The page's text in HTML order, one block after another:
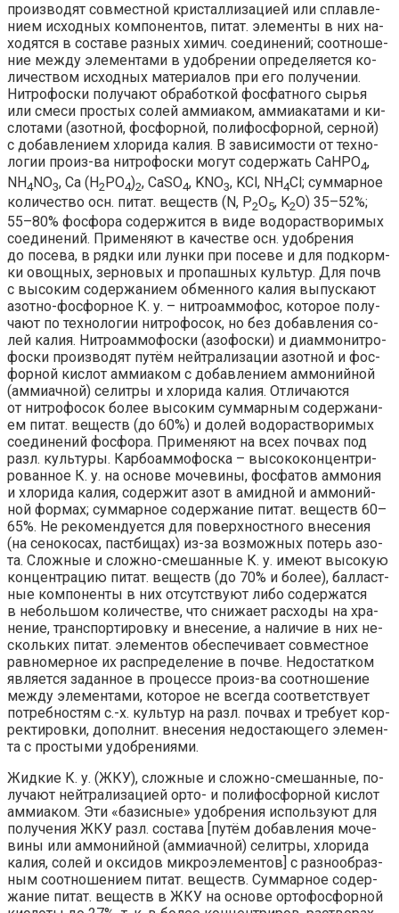
про­из­во­дят со­вме­ст­ной кри­стал­ли­за­ци­ей или сплав­ле­
ни­ем ис­ход­ных ком­по­нен­тов, пи­тат. эле­мен­ты в них на­
хо­дят­ся в со­ста­ве раз­ных хи­мич. со­еди­не­ний; со­от­но­ше­
ние ме­ж­ду эле­мен­та­ми в удоб­ре­нии оп­ре­де­ля­ет­ся ко­
ли­чест­вом ис­ход­ных ма­те­риа­лов при его по­лу­че­нии.
Нит­ро­фос­ки по­лу­ча­ют об­ра­бот­кой фос­фат­но­го сы­рья
или сме­си про­стых со­лей ам­миа­ком, ам­миа­ка­та­ми и ки­
сло­та­ми (азот­ной, фос­фор­ной, по­ли­фос­фор­ной, сер­ной)
с до­бав­ле­ни­ем хло­ри­да ка­лия. В за­ви­си­мо­сти от тех­но­
ло­гии про­из-ва нит­ро­фос­ки мо­гут со­дер­жать CaHPO4,
NH4NO3, Ca (H2PO4)2, CaSO4, KNO3, KCl, NH4Cl; сум­мар­ное
ко­ли­че­ст­во осн. пи­тат. ве­ществ (N, P2O5, K2O) 35–52%;
55–80% фос­фо­ра со­дер­жит­ся в ви­де во­до­рас­тво­ри­мых
со­еди­не­ний. При­ме­ня­ют в ка­че­ст­ве осн. удоб­ре­ния
до по­се­ва, в ряд­ки или лун­ки при по­се­ве и для под­корм­
ки овощ­ных, зер­но­вых и про­паш­ных куль­тур. Для почв
с вы­со­ким со­дер­жа­ни­ем об­мен­но­го ка­лия вы­пус­ка­ют
азот­но-фос­фор­ное К. у. – нит­ро­ам­мо­фос, ко­то­рое по­лу­
ча­ют по тех­но­ло­гии нит­ро­фо­сок, но без до­бав­ле­ния со­
лей ка­лия. Нит­ро­ам­мо­фо­ски (азо­фо­ски) и ди­ам­мо­нит­ро­
фо­ски про­из­во­дят пу­тём ней­тра­ли­за­ции азот­ной и фос­
фор­ной ки­слот ам­миа­ком с до­бав­ле­ни­ем ам­мо­ний­ной
(ам­ми­ач­ной) се­лит­ры и хло­ри­да ка­лия. От­ли­ча­ют­ся
от нит­ро­фо­сок бо­лее вы­со­ким сум­мар­ным со­дер­жа­ни­
ем пи­тат. ве­ществ (до 60%) и до­лей во­до­рас­тво­ри­мых
со­еди­не­ний фос­фо­ра. При­ме­ня­ют на всех поч­вах под
разл. куль­ту­ры. Кар­бо­ам­мофо­ска – вы­со­ко­кон­цен­три­
ро­ван­ное К. у. на ос­но­ве мо­че­ви­ны, фос­фа­тов ам­мо­ния
и хло­ри­да ка­лия, со­дер­жит азот в амид­ной и ам­мо­ний­
ной фор­мах; сум­мар­ное со­дер­жа­ние пи­тат. ве­ществ 60–
65%. Не ре­ко­мен­ду­ет­ся для по­верх­но­ст­но­го вне­се­ния
(на се­но­ко­сах, па­ст­би­щах) из-за воз­мож­ных по­терь азо­
та. Слож­ные и слож­но-сме­шан­ные К. у. име­ют вы­со­кую
кон­цен­тра­цию пи­тат. ве­ществ (до 70% и бо­лее), бал­ла­ст­
ные ком­по­нен­ты в них от­сут­ст­ву­ют ли­бо со­дер­жат­ся
в не­боль­шом ко­ли­че­ст­ве, что сни­жа­ет рас­хо­ды на хра­
не­ние, транс­пор­ти­ров­ку и вне­се­ние, а на­ли­чие в них не­
сколь­ких пи­тат. эле­мен­тов обес­пе­чи­ва­ет со­вме­ст­ное
рав­но­мер­ное их рас­пре­де­ле­ние в поч­ве. Не­дос­тат­ком
яв­ля­ет­ся за­дан­ное в про­цес­се про­из-ва со­от­но­ше­ние
ме­ж­ду эле­мен­та­ми, ко­то­рое не все­гда со­от­вет­ст­ву­ет
по­треб­но­стям с.-х. куль­тур на разл. поч­вах и тре­бу­ет кор­
рек­ти­ров­ки, до­пол­нит. вне­се­ния не­дос­таю­ще­го эле­мен­
та с про­сты­ми удоб­ре­ния­ми.
Жид­кие К. у. (ЖКУ), слож­ные и слож­но-сме­шан­ные, по­
лу­ча­ют ней­тра­ли­за­ци­ей ор­то- и по­ли­фос­фор­ной ки­слот
ам­миа­ком. Эти «ба­зис­ные» удоб­ре­ния ис­поль­зу­ют для
по­лу­че­ния ЖКУ разл. со­ста­ва [пу­тём до­бав­ле­ния мо­че­
ви­ны или ам­мо­ний­ной (ам­ми­ач­ной) се­лит­ры, хло­ри­да
ка­лия, со­лей и ок­си­дов мик­ро­эле­мен­тов] с раз­но­об­раз­
ным со­от­но­ше­ни­ем пи­тат. ве­ществ. Сум­мар­ное со­дер­
жа­ние пи­тат. ве­ществ в ЖКУ на ос­но­ве ор­то­фос­фор­ной